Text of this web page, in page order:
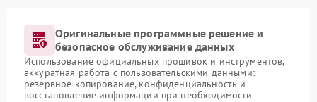
Оригинальные программные решение и
безопасное обслуживание данных
Использование официальных прошивок и инструментов,
аккуратная работа с пользовательскими данными:
резервное копирование, конфиденциальность и
восстановление информации при необходимости